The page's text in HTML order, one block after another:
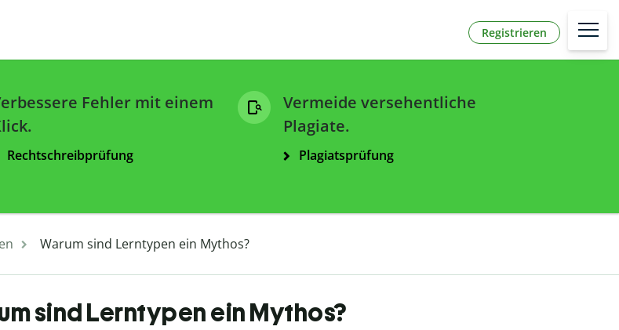
Registrieren
Fehler mit einem
Rechtschreibprüfung
Vermeide versehentliche
Plagiate.
Plagiatsprüfung
Warum sind Lerntypen ein Mythos?
sind Lerntypen ein Mythos?